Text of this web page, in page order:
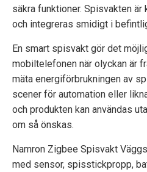
säkra funktioner. Spisvakten
och integreras smidigt i
En smart spisvakt gör det
mobiltelefonen när olyckan är
mäta energiförbrukningen av
scener för automation eller
och produkten kan användas
om så önskas.
Namron Zigbee Spisvakt
med sensor, spisstickpropp,